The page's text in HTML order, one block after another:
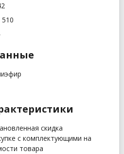
510
скидка
с комплектующими на
товара